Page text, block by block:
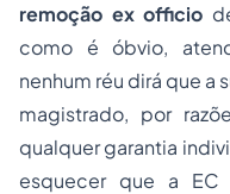
remoção ex officio
como é óbvio,
nenhum réu dirá que
magistrado, por
qualquer garantia
esquecer que a